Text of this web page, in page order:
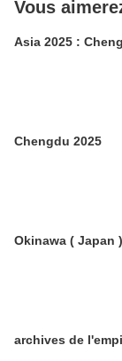
Vous
Asia 2025 :
Chengdu 2025
Okinawa ( Japan )
archives de